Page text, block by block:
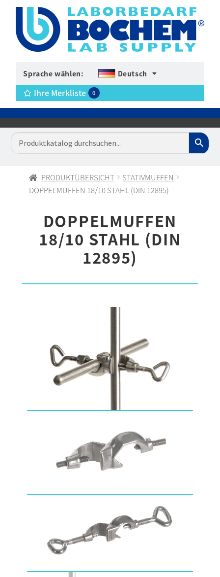
Sprache wählen: Deutsch
Ihre Merkliste 0
PRODUKTÜBERSICHT
STATIVMUFFEN
DOPPELMUFFEN 18/10 STAHL (DIN 12895)
DOPPELMUFFEN
18/10 STAHL (DIN
12895)